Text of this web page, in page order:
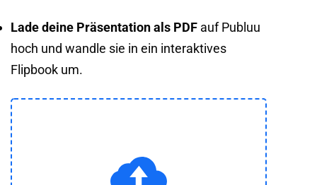
Lade deine Präsentation als PDF auf Publuu
hoch und wandle sie in ein interaktives
Flipbook um.